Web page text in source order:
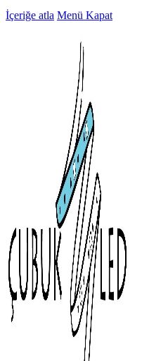
İçeriğe atla Menü Kapat